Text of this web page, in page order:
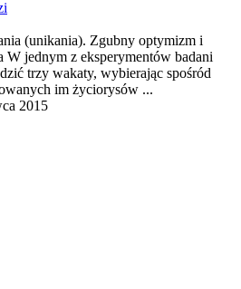
(unikania). Zgubny optymizm i
W jednym z eksperymentów badani
trzy wakaty, wybierając spośród
im życiorysów ...
2015